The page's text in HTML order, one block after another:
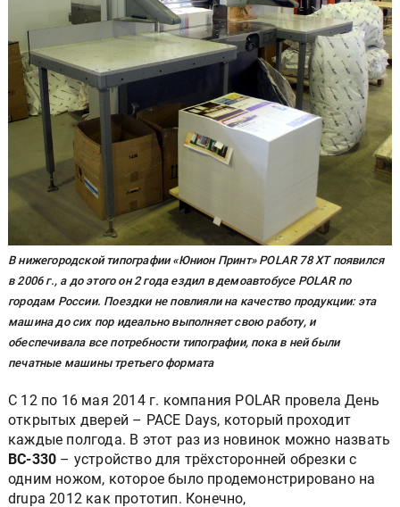
В нижегородской типографии «Юнион Принт» POLAR 78 XT появился
в 2006 г., а до этого он 2 года ездил в демоавтобусе POLAR по
городам России. Поездки не повлияли на качество продукции: эта
машина до сих пор идеально выполняет свою работу, и
обеспечивала все потребности типографии, пока в ней были
печатные машины третьего формата
C 12 по 16 мая 2014 г. компания POLAR провела День
открытых дверей – PACE Days, который проходит
каждые полгода. В этот раз из новинок можно назвать
BC-330 – устройство для трёхсторонней обрезки с
одним ножом, которое было продемонстрировано на
drupa 2012 как прототип. Конечно,